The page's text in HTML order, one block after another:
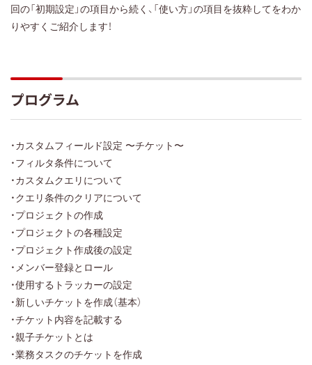
回の「初期設定」の項目から続く、「使い方」の項目を抜粋してをわか
りやすくご紹介します！
プログラム
・カスタムフィールド設定 〜チケット〜
・フィルタ条件について
・カスタムクエリについて
・クエリ条件のクリアについて
・プロジェクトの作成
・プロジェクトの各種設定
・プロジェクト作成後の設定
・メンバー登録とロール
・使用するトラッカーの設定
・新しいチケットを作成（基本）
・チケット内容を記載する
・親子チケットとは
・業務タスクのチケットを作成